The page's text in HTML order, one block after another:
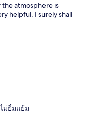
atmosphere is
helpful. I surely shall
ม่ยิ้มแย้ม